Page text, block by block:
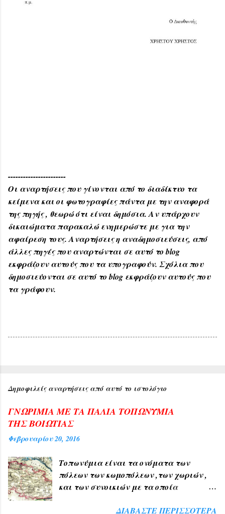
-----------------------
Οι αναρτήσεις που γίνονται από το διαδίκτυο τα
κείμενα και οι φωτογραφίες πάντα με την αναφορά
της πηγής , θεωρώ ότι είναι δημόσια. Αν υπάρχουν
δικαιώματα παρακαλώ ενημερώστε με για την
αφαίρεση τους. Αναρτήσεις η αναδημοσιεύσεις, από
άλλες πηγές που αναρτώνται σε αυτό το blog
εκφράζουν αυτούς που τα υπογραφούν. Σχόλια που
δημοσιεύονται σε αυτό το blog εκφράζουν αυτούς που
τα γράφουν.
Δημοφιλείς αναρτήσεις από αυτό το ιστολόγιο
ΓΝΩΡΙΜΙΑ ΜΕ ΤΑ ΠΑΛΙΑ ΤΟΠΩΝΥΜΙΑ
ΤΗΣ ΒΟΙΩΤΙΑΣ
Φεβρουαρίου 20, 2016
Τοπωνύμια είναι τα ονόματα των
πόλεων των κωμοπόλεων ,των χωριών ,
και των συνοικιών με τα οποία
ΑΘΗΝΑ , ΠΑΤΡΑ , ΘΕΣΣΑΛΟΝΙΚΗ , ΧΙΟΣ
ΔΙΑΒΆΣΤΕ ΠΕΡΙΣΣΌΤΕΡΑ